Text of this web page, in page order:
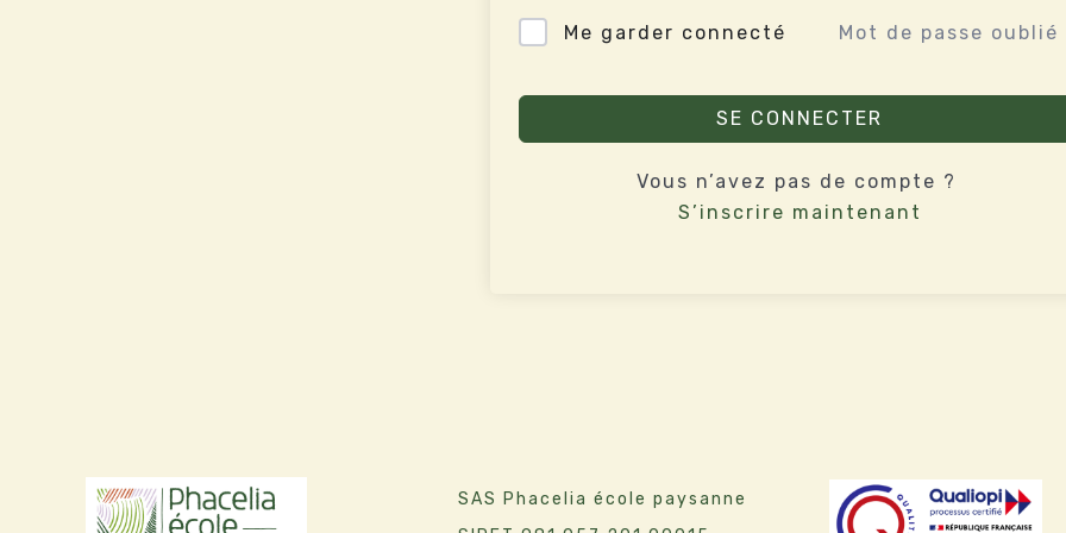
Me garder connecté Mot de passe oublié
SE CONNECTER
Vous n’avez pas de compte ?
S’inscrire maintenant
SAS Phacelia école paysanne